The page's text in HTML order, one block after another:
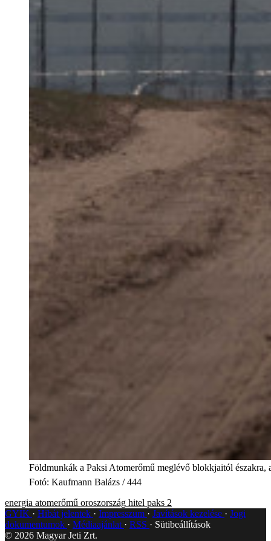
Földmunkák a Paksi Atomerőmű meglévő blokkjaitól
Fotó: Kaufmann Balázs / 444
energia atomerőmű oroszország hitel paks 2
GYIK
Hibát jelentek Impresszum Javítások kezelése
Jogi
dokumentumok
Médiaajánlat RSS
Sütibeállítások
© 2026 Magyar Jeti Zrt.